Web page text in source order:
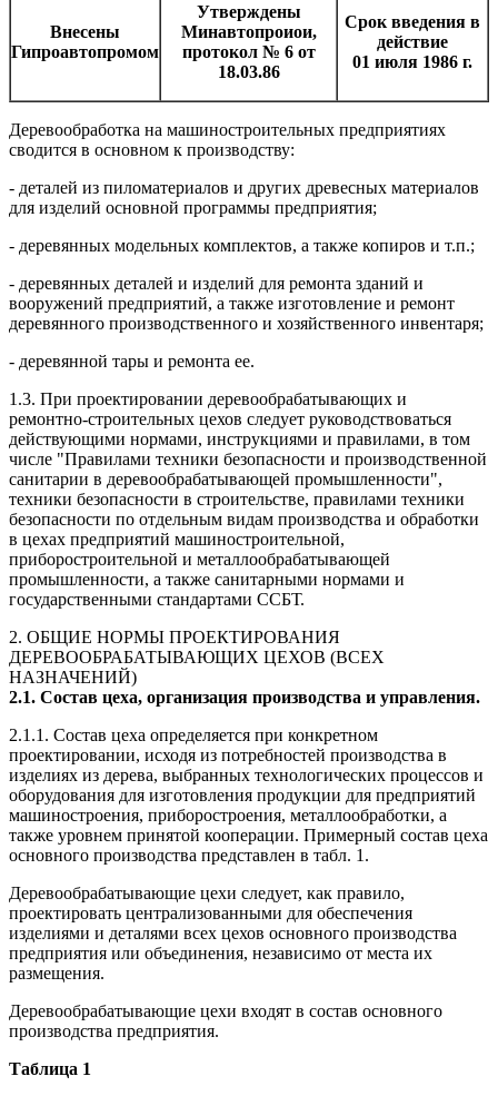
Внесены
Гипроавтопромом
Утверждены
Минавтопроиои,
протокол № 6 от
18.03.86
Срок введения в
действие
01 июля 1986 г.
Деревообработка на машиностроительных предприятиях
сводится в основном к производству:
- деталей из пиломатериалов и других древесных материалов
для изделий основной программы предприятия;
- деревянных модельных комплектов, а также копиров и т.п.;
- деревянных деталей и изделий для ремонта зданий и
вооружений предприятий, а также изготовление и ремонт
деревянного производственного и хозяйственного инвентаря;
- деревянной тары и ремонта ее.
1.3. При проектировании деревообрабатывающих и
ремонтно-строительных цехов следует руководствоваться
действующими нормами, инструкциями и правилами, в том
числе "Правилами техники безопасности и производственной
санитарии в деревообрабатывающей промышленности",
техники безопасности в строительстве, правилами техники
безопасности по отдельным видам производства и обработки
в цехах предприятий машиностроительной,
приборостроительной и металлообрабатывающей
промышленности, а также санитарными нормами и
государственными стандартами ССБТ.
2. ОБЩИЕ HOPMЫ ПРОЕКТИРОВАНИЯ
ДЕРЕВООБРАБАТЫВАЮЩИХ ЦЕХОВ (ВСЕХ
НАЗНАЧЕНИЙ)
2.1. Состав цеха, организация производства и управления.
2.1.1. Состав цеха определяется при конкретном
проектировании, исходя из потребностей производства в
изделиях из дерева, выбранных технологических процессов и
оборудования для изготовления продукции для предприятий
машиностроения, приборостроения, металлообработки, а
также уровнем принятой кооперации. Примерный состав цеха
основного производства представлен в табл. 1.
Деревообрабатывающие цехи следует, как правило,
проектировать централизованными для обеспечения
изделиями и деталями всех цехов основного производства
предприятия или объединения, независимо от места их
размещения.
Деревообрабатывающие цехи входят в состав основного
производства предприятия.
Таблица 1